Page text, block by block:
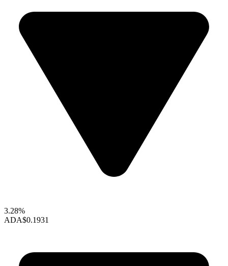
3.28%
ADA$0.1931